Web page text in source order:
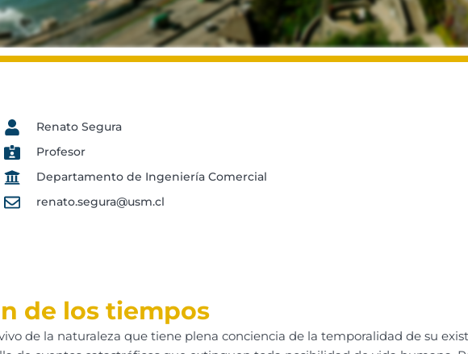
Renato Segura
Profesor
Departamento de Ingeniería Comercial
renato.segura@usm.cl
de los tiempos
de la naturaleza que tiene plena conciencia de la temporalidad de su